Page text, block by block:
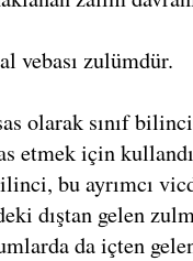
vebası zulümdür.
olarak sınıf
etmek için
bu ayrımcı
dıştan gelen
da içten